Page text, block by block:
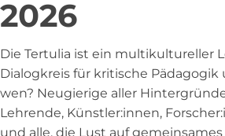
2026
Die Tertulia ist ein multikultureller
Dialogkreis für kritische Pädagogik
wen? Neugierige aller
Lehrende, Künstler:innen,
und alle, die Lust auf